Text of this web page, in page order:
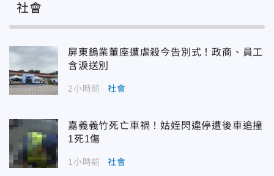
社會
屏東鎢業董座遭虐殺今告別式！政商、員工
含淚送別
2小時前 社會
嘉義義竹死亡車禍！姑姪閃違停遭後車追撞
1死1傷
1小時前 社會